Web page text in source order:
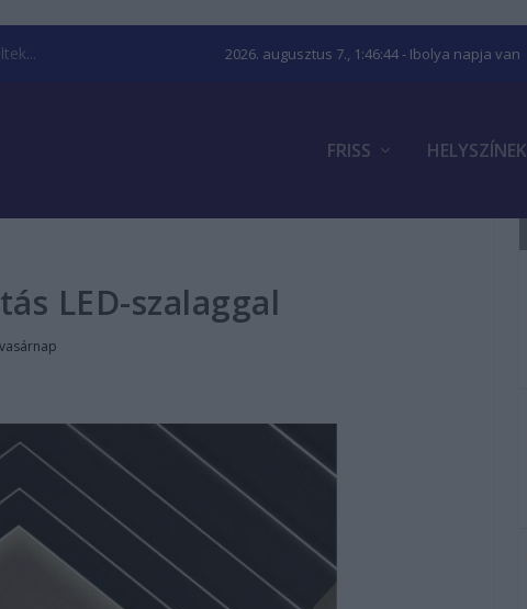
2026. augusztus 7., 1:46:45- Ibolya napja van
FRISS HELYSZÍNEK
LED-szalaggal